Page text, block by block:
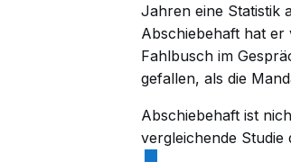
Jahren eine Statistik
Abschiebehaft hat er
Fahlbusch im
gefallen, als die
Abschiebehaft ist
vergleichende Studie